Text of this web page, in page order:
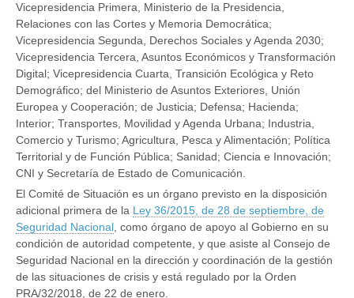
Vicepresidencia Primera, Ministerio de la Presidencia,
Relaciones con las Cortes y Memoria Democrática;
Vicepresidencia Segunda, Derechos Sociales y Agenda 2030;
Vicepresidencia Tercera, Asuntos Económicos y Transformación
Digital; Vicepresidencia Cuarta, Transición Ecológica y Reto
Demográfico; del Ministerio de Asuntos Exteriores, Unión
Europea y Cooperación; de Justicia; Defensa; Hacienda;
Interior; Transportes, Movilidad y Agenda Urbana; Industria,
Comercio y Turismo; Agricultura, Pesca y Alimentación; Política
Territorial y de Función Pública; Sanidad; Ciencia e Innovación;
CNI y Secretaría de Estado de Comunicación.
El Comité de Situación es un órgano previsto en la disposición
adicional primera de la Ley 36/2015, de 28 de septiembre, de
Seguridad Nacional , como órgano de apoyo al Gobierno en su
condición de autoridad competente, y que asiste al Consejo de
Seguridad Nacional en la dirección y coordinación de la gestión
de las situaciones de crisis y está regulado por la Orden
PRA/32/2018, de 22 de enero.